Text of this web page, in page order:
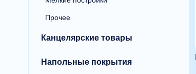
Прочее
Канцелярские товары
Напольные покрытия